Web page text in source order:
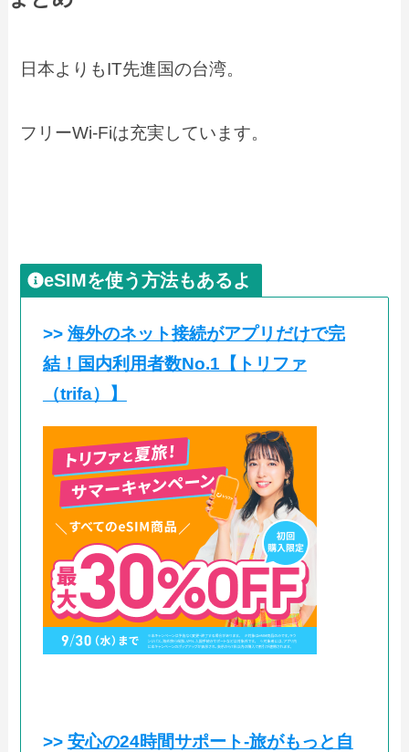
日本よりもIT先進国の台湾。
フリーWi-Fiは充実しています。
eSIMを使う方法もあるよ
>> 海外のネット接続がアプリだけで完
結！国内利用者数No.1【トリファ
（trifa）】
>> 安心の24時間サポート-旅がもっと自